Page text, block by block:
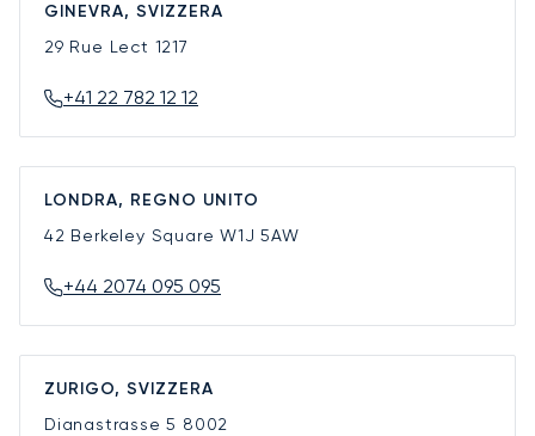
GINEVRA, SVIZZERA
29 Rue Lect 1217
+41 22 782 12 12
LONDRA, REGNO UNITO
42 Berkeley SquareW1J 5AW
+44 2074 095 095
ZURIGO, SVIZZERA
Dianastrasse 5 8002